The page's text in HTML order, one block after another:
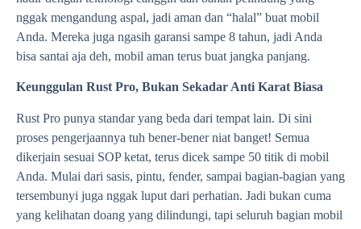
nggak mengandung aspal, jadi aman dan “halal” buat mobil
Anda. Mereka juga ngasih garansi sampe 8 tahun, jadi Anda
bisa santai aja deh, mobil aman terus buat jangka panjang.
Keunggulan Rust Pro, Bukan Sekadar Anti Karat Biasa
Rust Pro punya standar yang beda dari tempat lain. Di sini
proses pengerjaannya tuh bener-bener niat banget! Semua
dikerjain sesuai SOP ketat, terus dicek sampe 50 titik di mobil
Anda. Mulai dari sasis, pintu, fender, sampai bagian-bagian yang
tersembunyi juga nggak luput dari perhatian. Jadi bukan cuma
yang kelihatan doang yang dilindungi, tapi seluruh bagian mobil